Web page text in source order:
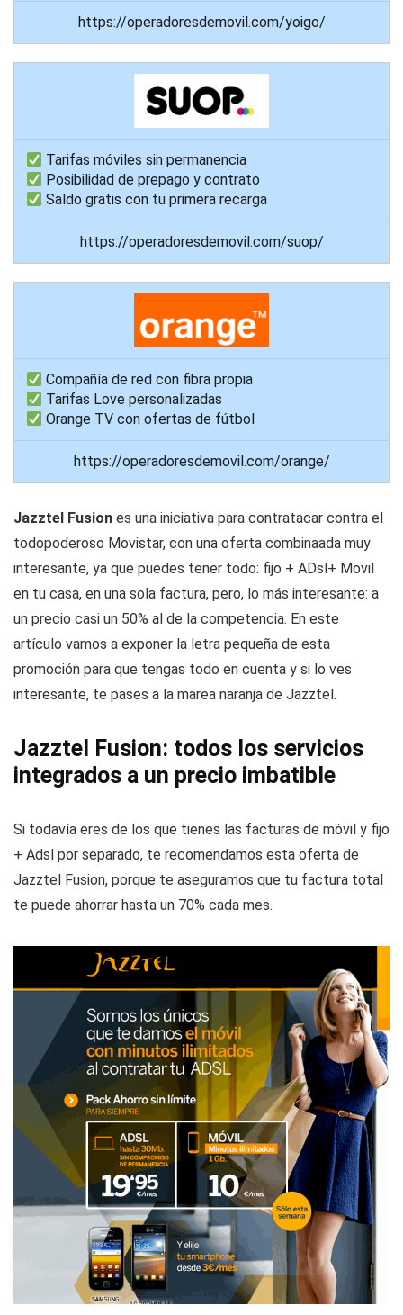
https://operadoresdemovil.com/yoigo/
Tarifas móviles sin permanencia
Posibilidad de prepago y contrato
Saldo gratis con tu primera recarga
https://operadoresdemovil.com/suop/
Compañía de red con fibra propia
Tarifas Love personalizadas
Orange TV con ofertas de fútbol
https://operadoresdemovil.com/orange/
Jazztel Fusion es una iniciativa para contratacar contra el
todopoderoso Movistar, con una oferta combinaada muy
interesante, ya que puedes tener todo: fijo + ADsl+ Movil
en tu casa, en una sola factura, pero, lo más interesante: a
un precio casi un 50% al de la competencia. En este
artículo vamos a exponer la letra pequeña de esta
promoción para que tengas todo en cuenta y si lo ves
interesante, te pases a la marea naranja de Jazztel.
Jazztel Fusion: todos los servicios
integrados a un precio imbatible
Si todavía eres de los que tienes las facturas de móvil y fijo
+ Adsl por separado, te recomendamos esta oferta de
Jazztel Fusion, porque te aseguramos que tu factura total
te puede ahorrar hasta un 70% cada mes.